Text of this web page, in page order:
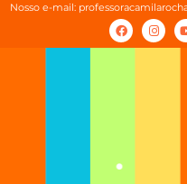
Nosso e-mail: